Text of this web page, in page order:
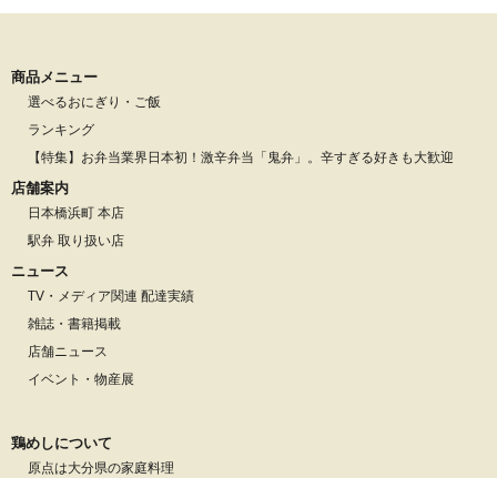
商品メニュー
選べるおにぎり・ご飯
ランキング
【特集】お弁当業界日本初！激辛弁当「鬼弁」。辛すぎる好きも大歓迎
店舗案内
日本橋浜町 本店
駅弁 取り扱い店
ニュース
TV・メディア関連 配達実績
雑誌・書籍掲載
店舗ニュース
イベント・物産展
鶏めしについて
原点は大分県の家庭料理